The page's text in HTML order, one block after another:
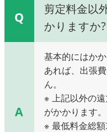
Q
剪定料金以
かりますか?
A
基本的にはか
あれば、出張
ん。
※ 上記以外の
がかかります。
※ 最低料金総額